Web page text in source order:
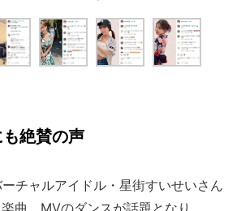
絶賛の声
チャルアイドル・星街すいせいさん
曲。MVのダンスが話題となり、